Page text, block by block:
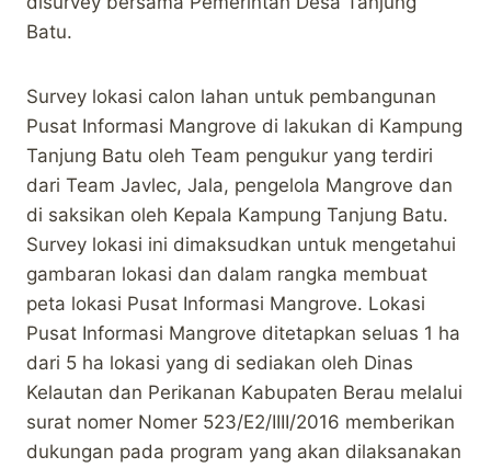
Batu.
Survey lokasi calon lahan untuk pembangunan
Pusat Informasi Mangrove di lakukan di Kampung
Tanjung Batu oleh Team pengukur yang terdiri
dari Team Javlec, Jala, pengelola Mangrove dan
di saksikan oleh Kepala Kampung Tanjung Batu.
Survey lokasi ini dimaksudkan untuk mengetahui
gambaran lokasi dan dalam rangka membuat
peta lokasi Pusat Informasi Mangrove. Lokasi
Pusat Informasi Mangrove ditetapkan seluas 1 ha
dari 5 ha lokasi yang di sediakan oleh Dinas
Kelautan dan Perikanan Kabupaten Berau melalui
surat nomer Nomer 523/E2/IIII/2016 memberikan
dukungan pada program yang akan dilaksanakan